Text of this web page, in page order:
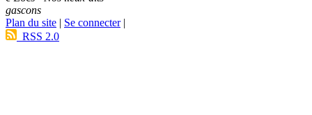
gascons
Plan du site | Se connecter|
RSS 2.0